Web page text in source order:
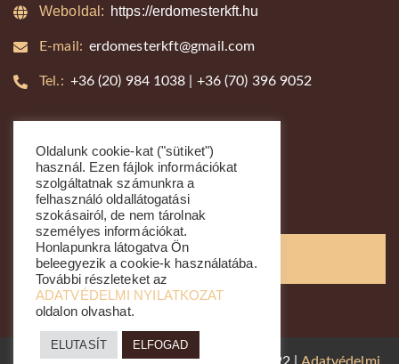
Weboldal: https://erdomesterkft.hu
E-mail: erdomesterkft@gmail.com
Tel.: +36 (20) 984 1038 | +36 (70) 396 9052
Kapcsolat
+36 (20) 984 1038
+36 (70) 396 9052
Kapcsolatfelvétel
Oldalunk cookie-kat ("sütiket")
használ. Ezen fájlok információkat
szolgáltatnak számunkra a
felhasználó oldallátogatási
szokásairól, de nem tárolnak
személyes információkat.
Honlapunkra látogatva Ön
beleegyezik a cookie-k használatába.
További részleteket az
ADATVÉDELMI NYILATKOZAT
oldalon olvashat.
ELUTASÍT ELFOGAD